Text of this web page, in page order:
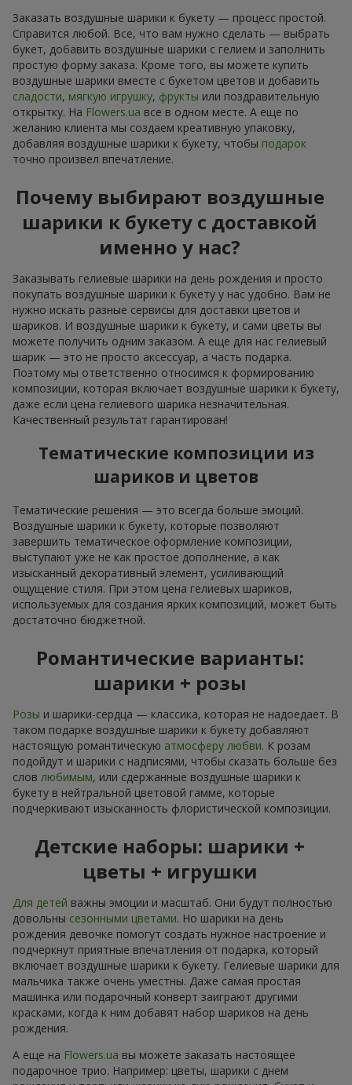
Заказать воздушные шарики к букету — процесс простой.
Справится любой. Все, что вам нужно сделать — выбрать
букет, добавить воздушные шарики с гелием и заполнить
простую форму заказа. Кроме того, вы можете купить
воздушные шарики вместе с букетом цветов и добавить
сладости, мягкую игрушку, фрукты или поздравительную
открытку. На Flowers.ua все в одном месте. А еще по
желанию клиента мы создаем креативную упаковку,
добавляя воздушные шарики к букету, чтобы подарок
точно произвел впечатление.
Почему выбирают воздушные
шарики к букету с доставкой
именно у нас?
Заказывать гелиевые шарики на день рождения и просто
покупать воздушные шарики к букету у нас удобно. Вам не
нужно искать разные сервисы для доставки цветов и
шариков. И воздушные шарики к букету, и сами цветы вы
можете получить одним заказом. А еще для нас гелиевый
шарик — это не просто аксессуар, а часть подарка.
Поэтому мы ответственно относимся к формированию
композиции, которая включает воздушные шарики к букету,
даже если цена гелиевого шарика незначительная.
Качественный результат гарантирован!
Тематические композиции из
шариков и цветов
Тематические решения — это всегда больше эмоций.
Воздушные шарики к букету, которые позволяют
завершить тематическое оформление композиции,
выступают уже не как простое дополнение, а как
изысканный декоративный элемент, усиливающий
ощущение стиля. При этом цена гелиевых шариков,
используемых для создания ярких композиций, может быть
достаточно бюджетной.
Романтические варианты:
шарики + розы
Розы и шарики-сердца — классика, которая не надоедает. В
таком подарке воздушные шарики к букету добавляют
настоящую романтическую атмосферу любви. К розам
подойдут и шарики с надписями, чтобы сказать больше без
слов любимым, или сдержанные воздушные шарики к
букету в нейтральной цветовой гамме, которые
подчеркивают изысканность флористической композиции.
Детские наборы: шарики +
цветы + игрушки
Для детей важны эмоции и масштаб. Они будут полностью
довольны сезонными цветами. Но шарики на день
рождения девочке помогут создать нужное настроение и
подчеркнут приятные впечатления от подарка, который
включает воздушные шарики к букету. Гелиевые шарики для
мальчика также очень уместны. Даже самая простая
машинка или подарочный конверт заиграют другими
красками, когда к ним добавят набор шариков на день
рождения.
А еще на Flowers.ua вы можете заказать настоящее
подарочное трио. Например: цветы, шарики с днем